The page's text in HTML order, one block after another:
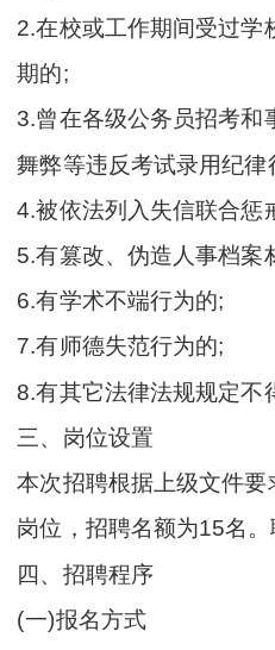
2.在校或工作期间受过学
期的;
3.曾在各级公务员招考和
舞弊等违反考试录用纪律
4.被依法列入失信联合惩
5.有篡改、伪造人事档案
6.有学术不端行为的;
7.有师德失范行为的;
8.有其它法律法规规定不
三、岗位设置
本次招聘根据上级文件
岗位，招聘名额为15名。
四、招聘程序
(一)报名方式